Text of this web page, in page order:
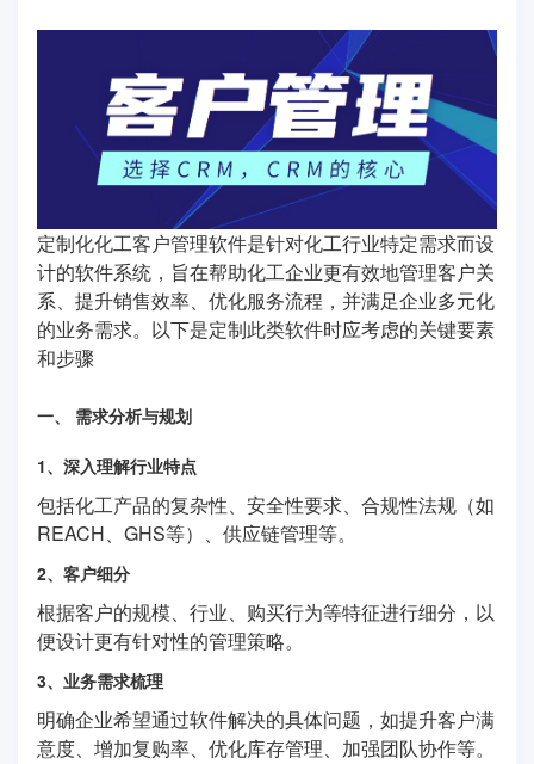
定制化化工客户管理软件是针对化工行业特定需求而设
计的软件系统，旨在帮助化工企业更有效地管理客户关
系、提升销售效率、优化服务流程，并满足企业多元化
的业务需求。以下是定制此类软件时应考虑的关键要素
和步骤
一、 需求分析与规划
1、深入理解行业特点
包括化工产品的复杂性、安全性要求、合规性法规（如
REACH、GHS等）、供应链管理等。
2、客户细分
根据客户的规模、行业、购买行为等特征进行细分，以
便设计更有针对性的管理策略。
3、业务需求梳理
明确企业希望通过软件解决的具体问题，如提升客户满
意度、增加复购率、优化库存管理、加强团队协作等。